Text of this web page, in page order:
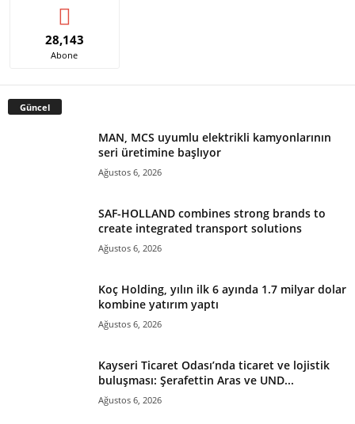
28,143
Abone
Güncel
MAN, MCS uyumlu elektrikli kamyonlarının
seri üretimine başlıyor
Ağustos 6, 2026
SAF-HOLLAND combines strong brands to
create integrated transport solutions
Ağustos 6, 2026
Koç Holding, yılın ilk 6 ayında 1.7 milyar dolar
kombine yatırım yaptı
Ağustos 6, 2026
Kayseri Ticaret Odası’nda ticaret ve lojistik
buluşması: Şerafettin Aras ve UND...
Ağustos 6, 2026